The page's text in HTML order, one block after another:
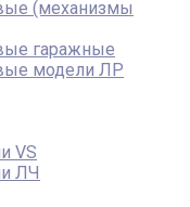
(механизмы
гаражные
модели ЛР
VS
ЛЧ